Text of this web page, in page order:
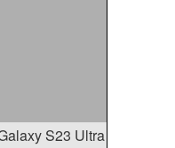
S23 Ultra